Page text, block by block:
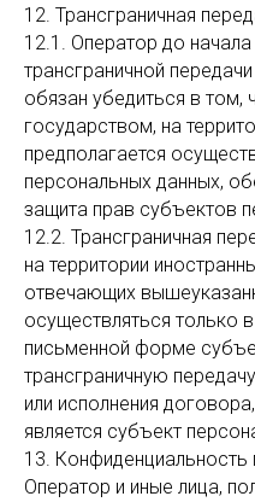
12. Трансграничная
12.1. Оператор до
трансграничной
обязан убедиться в том,
государством, на
предполагается
персональных данных,
защита прав субъектов
12.2. Трансграничная
на территории
отвечающих
осуществляться только
письменной форме
трансграничную
или исполнения
является субъект
13.
Оператор и иные лица,